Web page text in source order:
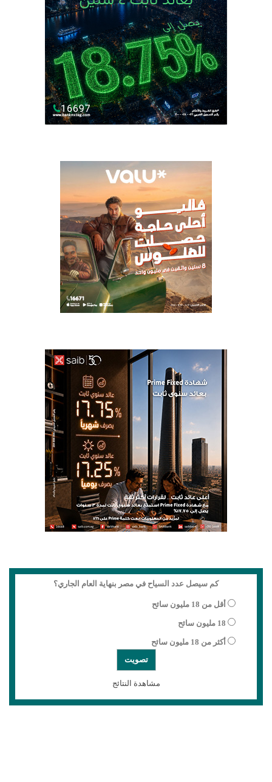
كم سيصل عدد السياح في مصر بنهاية العام الجاري؟
أقل من 18 مليون سائح
18 مليون سائح
أكثر من 18 مليون سائح
مشاهدة النتائج